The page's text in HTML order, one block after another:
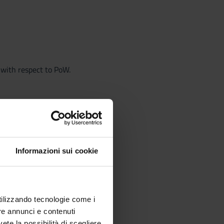
Informazioni sui cookie
tecnologie come i
annunci e contenuti
respect to PoW.